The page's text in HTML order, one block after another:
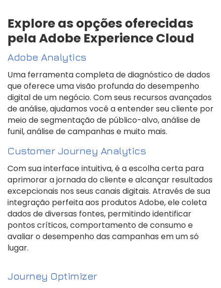
Explore as opções oferecidas
pela Adobe Experience Cloud
Adobe Analytics
Uma ferramenta completa de diagnóstico de dados
que oferece uma visão profunda do desempenho
digital de um negócio. Com seus recursos avançados
de análise, ajudamos você a entender seu cliente por
meio de segmentação de público-alvo, análise de
funil, análise de campanhas e muito mais.
Customer Journey Analytics
Com sua interface intuitiva, é a escolha certa para
aprimorar a jornada do cliente e alcançar resultados
excepcionais nos seus canais digitais. Através de sua
integração perfeita aos produtos Adobe, ele coleta
dados de diversas fontes, permitindo identificar
pontos críticos, comportamento de consumo e
avaliar o desempenho das campanhas em um só
lugar.
Journey Optimizer